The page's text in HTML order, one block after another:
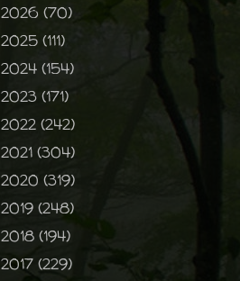
2026 (70)
2025 (111)
2024 (154)
2023 (171)
2022 (242)
2021 (304)
2020 (319)
2019 (248)
2018 (194)
2017 (229)